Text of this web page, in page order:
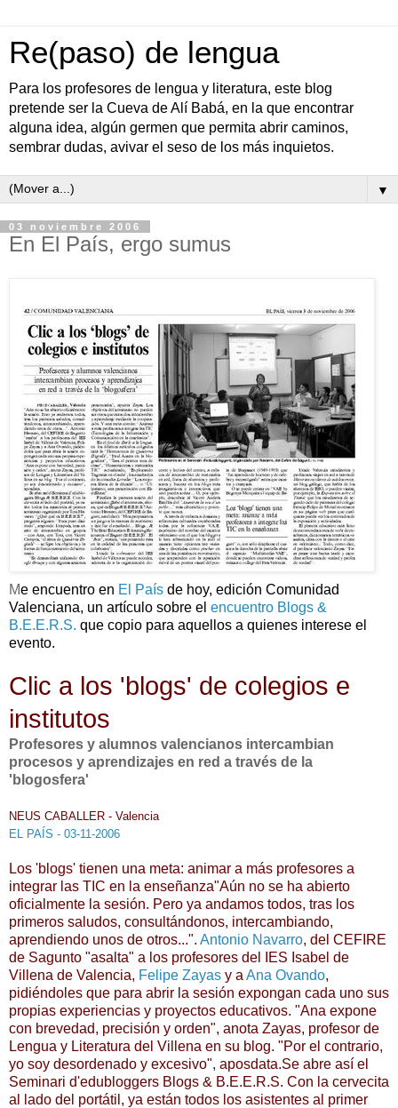
Re(paso) de lengua
Para los profesores de lengua y literatura, este blog
pretende ser la Cueva de Alí Babá, en la que encontrar
alguna idea, algún germen que permita abrir caminos,
sembrar dudas, avivar el seso de los más inquietos.
▼
03 noviembre 2006
En El País, ergo sumus
Me encuentro en El País de hoy, edición Comunidad
Valenciana, un artículo sobre el encuentro Blogs &
B.E.E.R.S. que copio para aquellos a quienes interese el
evento.
Clic a los 'blogs' de colegios e
institutos
Profesores y alumnos valencianos intercambian
procesos y aprendizajes en red a través de la
'blogosfera'
NEUS CABALLER - Valencia
EL PAÍS - 03-11-2006
Los 'blogs' tienen una meta: animar a más profesores a
integrar las TIC en la enseñanza"Aún no se ha abierto
oficialmente la sesión. Pero ya andamos todos, tras los
primeros saludos, consultándonos, intercambiando,
aprendiendo unos de otros...". Antonio Navarro, del CEFIRE
de Sagunto "asalta" a los profesores del IES Isabel de
Villena de Valencia, Felipe Zayas y a Ana Ovando,
pidiéndoles que para abrir la sesión expongan cada uno sus
propias experiencias y proyectos educativos. "Ana expone
con brevedad, precisión y orden", anota Zayas, profesor de
Lengua y Literatura del Villena en su blog. "Por el contrario,
yo soy desordenado y excesivo", aposdata.Se abre así el
Seminari d'edubloggers Blogs & B.E.E.R.S. Con la cervecita
al lado del portátil, ya están todos los asistentes al primer